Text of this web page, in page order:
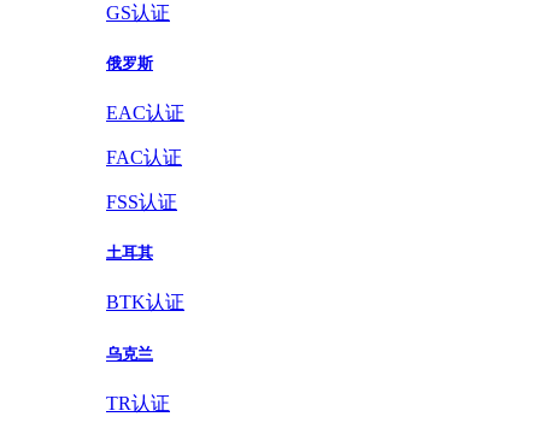
GS认证
俄罗斯
EAC认证
FAC认证
FSS认证
土耳其
BTK认证
乌克兰
TR认证